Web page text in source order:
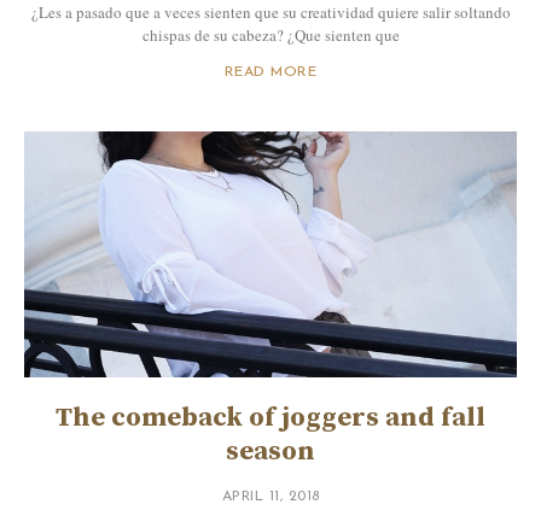
¿Les a pasado que a veces sienten que su creatividad quiere salir soltando
chispas de su cabeza? ¿Que sienten que
READ MORE
The comeback of joggers and fall
season
APRIL 11, 2018